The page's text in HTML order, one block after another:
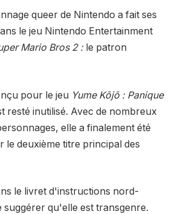
queer de Nintendo a fait ses
le jeu Nintendo Entertainment
Mario Bros 2 :le patron
pour le jeu Yume Kōjō : Panique
resté inutilisé. Avec de nombreux
elle a finalement été
le deuxième titre principal des
le livret d'instructions nord-
suggérer qu'elle est transgenre.